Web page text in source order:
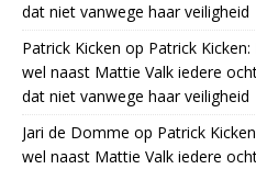
dat niet vanwege haar veiligheid
Patrick Kicken op Patrick
wel naast Mattie Valk iedere
dat niet vanwege haar veiligheid
Jari de Domme op Patrick
wel naast Mattie Valk iedere